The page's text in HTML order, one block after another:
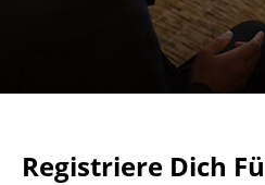
Registriere Dich